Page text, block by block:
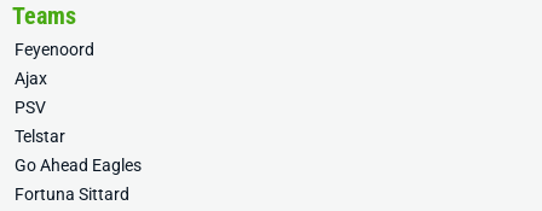
Teams
Feyenoord
Ajax
PSV
Telstar
Go Ahead Eagles
Fortuna Sittard